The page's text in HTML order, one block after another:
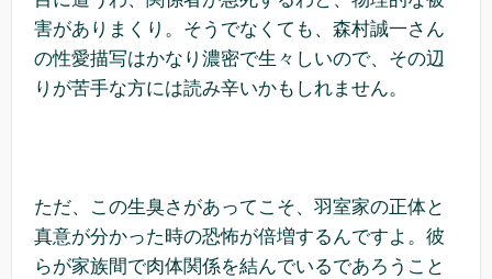
害がありまくり。そうでなくても、森村誠一さん
の性愛描写はかなり濃密で生々しいので、その辺
りが苦手な方には読み辛いかもしれません。
ただ、この生臭さがあってこそ、羽室家の正体と
真意が分かった時の恐怖が倍増するんですよ。彼
らが家族間で肉体関係を結んでいるであろうこと